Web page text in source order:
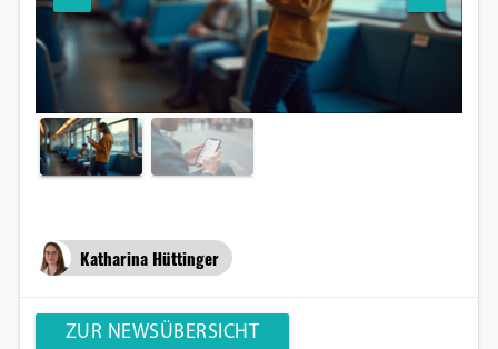
Katharina Hüttinger
ZUR NEWSÜBERSICHT